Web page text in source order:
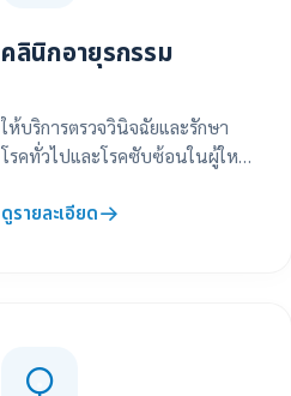
คลินิกอายุรกรรม
ให้บริการตรวจวินิจฉัยและรักษา
โรคทั่วไปและโรคซับซ้อนในผู้ใหญ่
เฉพาะทาง
ดูรายละเอียด